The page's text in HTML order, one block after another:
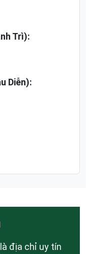
Trì):
Diễn):
địa chỉ uy tín